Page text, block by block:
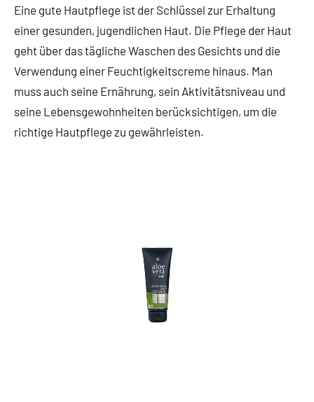
Eine gute Hautpflege ist der Schlüssel zur Erhaltung
einer gesunden, jugendlichen Haut. Die Pflege der Haut
geht über das tägliche Waschen des Gesichts und die
Verwendung einer Feuchtigkeitscreme hinaus. Man
muss auch seine Ernährung, sein Aktivitätsniveau und
seine Lebensgewohnheiten berücksichtigen, um die
richtige Hautpflege zu gewährleisten.